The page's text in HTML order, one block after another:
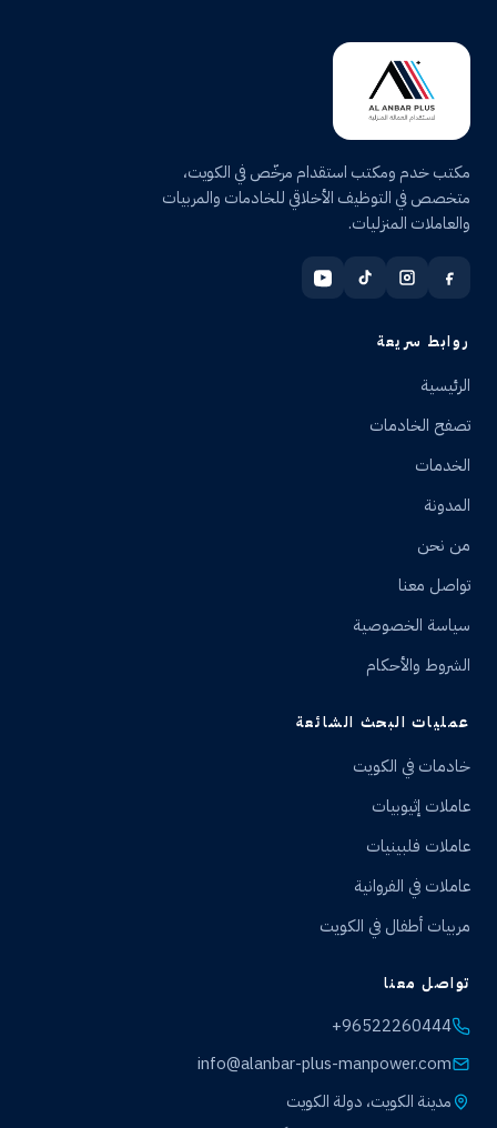
مكتب خدم ومكتب استقدام مرخّص في الكويت،
متخصص في التوظيف الأخلاقي للخادمات والمربيات
والعاملات المنزليات.
روابط سريعة
الرئيسية
تصفح الخادمات
الخدمات
المدونة
من نحن
تواصل معنا
سياسة الخصوصية
الشروط والأحكام
عمليات البحث الشائعة
خادمات في الكويت
عاملات إثيوبيات
عاملات فلبينيات
عاملات في الفروانية
مربيات أطفال في الكويت
تواصل معنا
+96522260444
info@alanbar-plus-manpower.com
مدينة الكويت، دولة الكويت